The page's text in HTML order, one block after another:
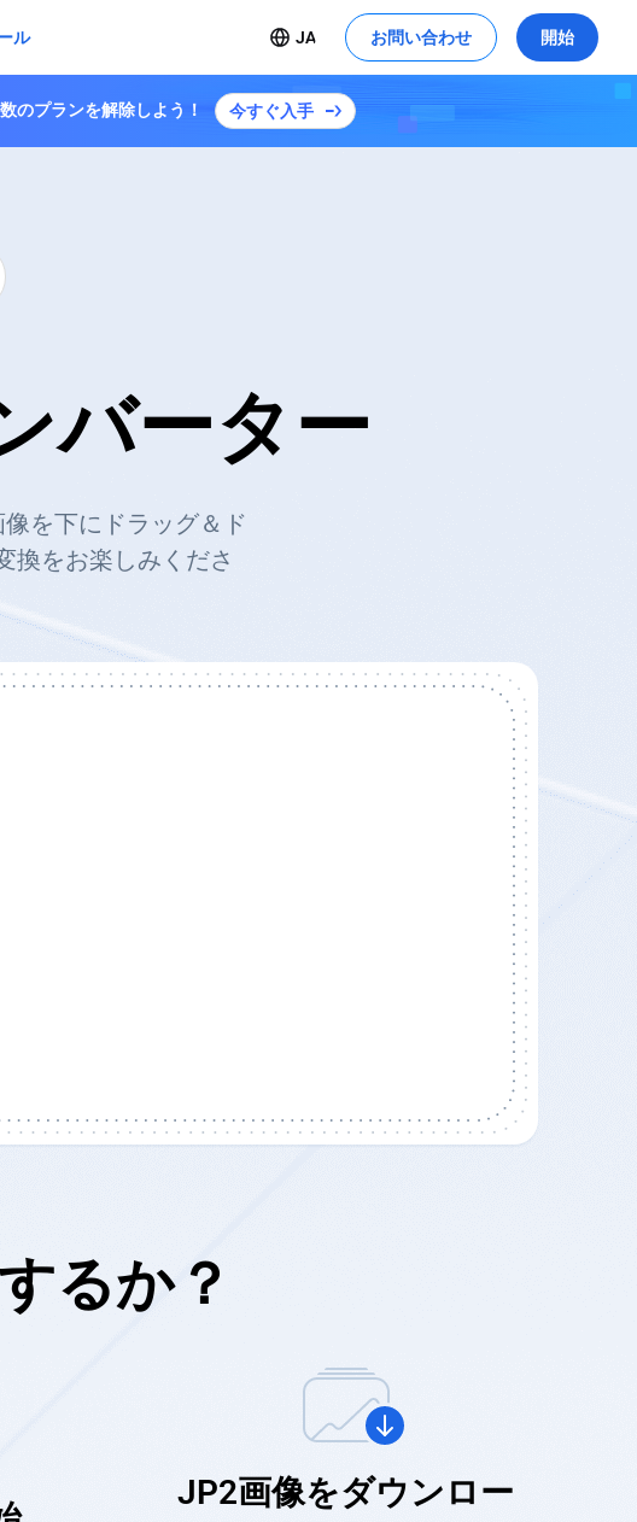
ル JA お問い合わせ 開始
のプランを解除しよう！ 今すぐ入手
バーター
を下にドラッグ＆ド
換をお楽しみくださ
るか？
JP2画像をダウンロー